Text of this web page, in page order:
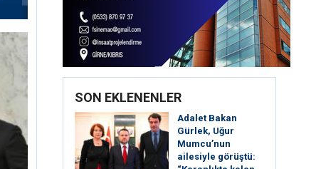
SON EKLENENLER
Adalet Bakan
Gürlek, Uğur
Mumcu’nun
ailesiyle görüştü: